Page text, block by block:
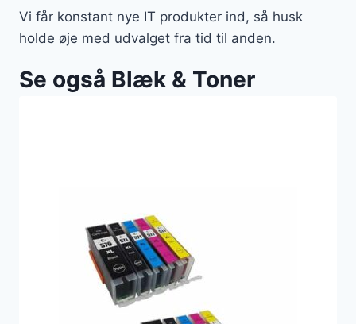
Vi får konstant nye IT produkter ind, så husk
holde øje med udvalget fra tid til anden.
Se også Blæk & Toner